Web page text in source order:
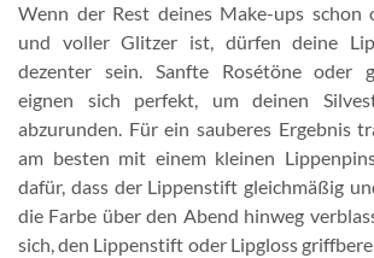
Wenn der Rest deines Make-ups schon
und voller Glitzer ist, dürfen deine
dezenter sein. Sanfte Rosétöne oder
eignen sich perfekt, um deinen
abzurunden. Für ein sauberes Ergebnis
am besten mit einem kleinen
dafür, dass der Lippenstift gleichmäßig
die Farbe über den Abend hinweg
sich, den Lippenstift oder Lipgloss